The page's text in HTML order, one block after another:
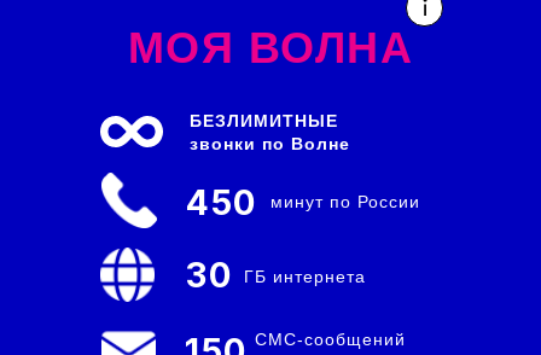
минут по России
МОЯ ВОЛНА
БЕЗЛИМИТНЫЕ
звонки по Волне
30
450
ГБ интернета
СМС-сообщений